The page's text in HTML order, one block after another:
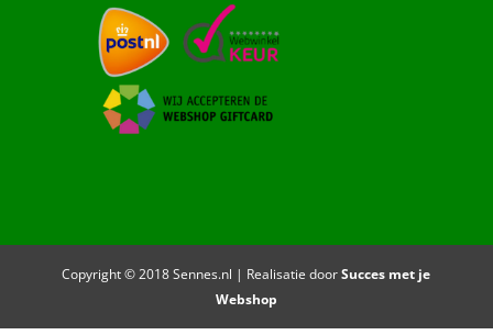
Copyright © 2018 Sennes.nl | Realisatie doorSucces met je
Webshop